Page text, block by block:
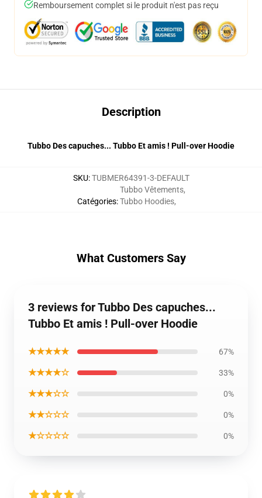
Remboursement complet si le produit n'est pas reçu
Description
Tubbo Des capuches... Tubbo Et amis ! Pull-over Hoodie
SKU:TUBMER64391-3-DEFAULT
Catégories:
Tubbo Vêtements,
Tubbo Hoodies,
What Customers Say
3 reviews for Tubbo Des capuches...
Tubbo Et amis ! Pull-over Hoodie
★★★★★ 67%
★★★★☆ 33%
★★★☆☆ 0%
★★☆☆☆ 0%
★☆☆☆☆ 0%